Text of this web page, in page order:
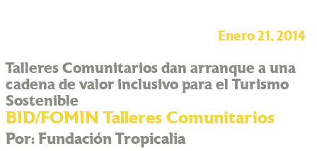
Enero 21, 2014
Talleres Comunitarios dan arranque a una
cadena de valor inclusivo para el Turismo
Sostenible
BID/FOMIN Talleres Comunitarios
Por: Fundación Tropicalia